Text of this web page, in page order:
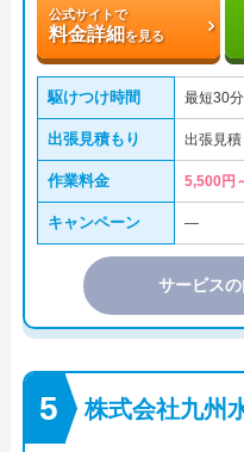
公式サイトで
料金詳細を見る
駆けつけ時間 最短30分
出張見積もり 出張見
作業料金 5,500円
キャンペーン ―
サービス
株式会社九州